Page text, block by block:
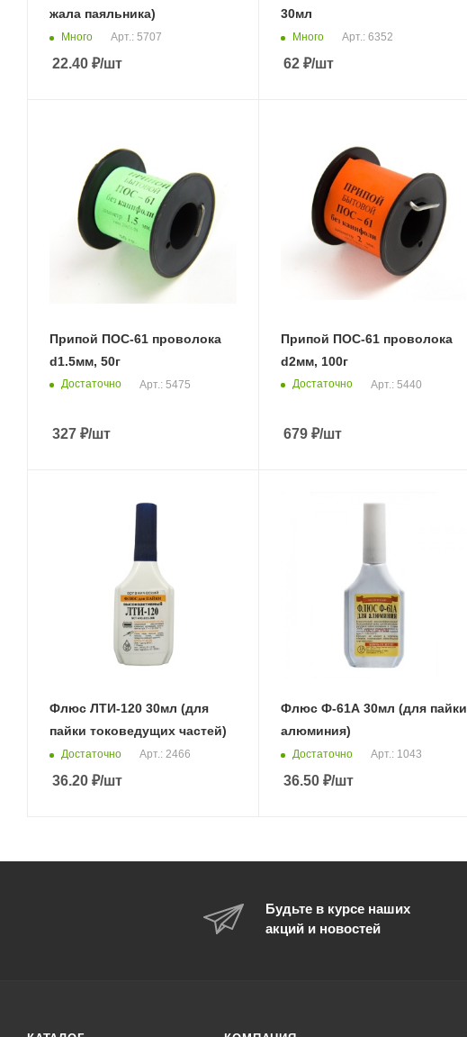
жала паяльника)
Много Арт.: 5707
22.40 ₽/шт
30мл
Много Арт.: 6352
62₽/шт
Припой ПОС-61 проволока
d1.5мм, 50г
Достаточно Арт.: 5475
327 ₽/шт
Припой ПОС-61 проволока
d2мм, 100г
Достаточно Арт.: 5440
679₽/шт
Флюс ЛТИ-120 30мл (для
пайки токоведущих частей)
Достаточно Арт.: 2466
36.20 ₽/шт
Флюс Ф-61А 30мл (для пайки
алюминия)
Достаточно Арт.: 1043
36.50₽/шт
Будьте в курсе наших
акций и новостей